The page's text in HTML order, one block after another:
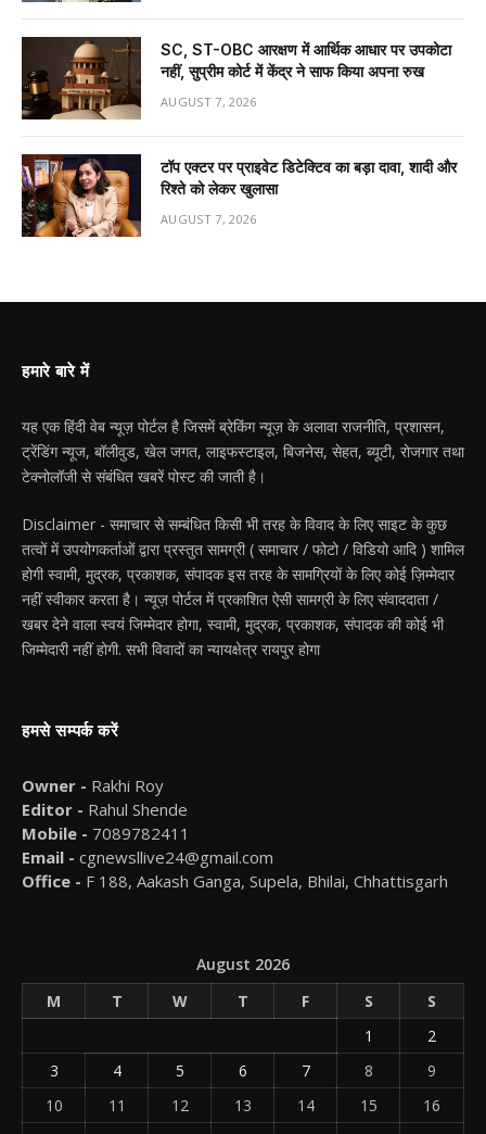
SC, ST-OBC आरक्षण में आर्थिक आधार पर उपकोटा
नहीं, सुप्रीम कोर्ट में केंद्र ने साफ किया अपना रुख
AUGUST 7, 2026
टॉप एक्टर पर प्राइवेट डिटेक्टिव का बड़ा दावा, शादी और
रिश्ते को लेकर खुलासा
AUGUST 7, 2026
हमारे बारे में
यह एक हिंदी वेब न्यूज़ पोर्टल है जिसमें ब्रेकिंग न्यूज़ के अलावा राजनीति, प्रशासन,
ट्रेंडिंग न्यूज, बॉलीवुड, खेल जगत, लाइफस्टाइल, बिजनेस, सेहत, ब्यूटी, रोजगार तथा
टेक्नोलॉजी से संबंधित खबरें पोस्ट की जाती है।
Disclaimer - समाचार से सम्बंधित किसी भी तरह के विवाद के लिए साइट के कुछ
तत्वों में उपयोगकर्ताओं द्वारा प्रस्तुत सामग्री ( समाचार / फोटो / विडियो आदि ) शामिल
होगी स्वामी, मुद्रक, प्रकाशक, संपादक इस तरह के सामग्रियों के लिए कोई ज़िम्मेदार
नहीं स्वीकार करता है। न्यूज़ पोर्टल में प्रकाशित ऐसी सामग्री के लिए संवाददाता /
खबर देने वाला स्वयं जिम्मेदार होगा, स्वामी, मुद्रक, प्रकाशक, संपादक की कोई भी
जिम्मेदारी नहीं होगी. सभी विवादों का न्यायक्षेत्र रायपुर होगा
हमसे सम्पर्क करें
Owner - Rakhi Roy
Editor - Rahul Shende
Mobile - 7089782411
Email - cgnewsllive24@gmail.com
Office - F 188, Aakash Ganga, Supela, Bhilai, Chhattisgarh
August 2026
M
T W T F S
S
1
2
3
4 5 6 7 8
9
10
11 12 13 14 15
16